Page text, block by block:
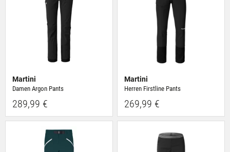
Martini
Damen Argon Pants
289,99 €
Martini
Herren Firstline Pants
269,99 €